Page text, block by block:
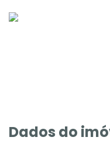
Dados do